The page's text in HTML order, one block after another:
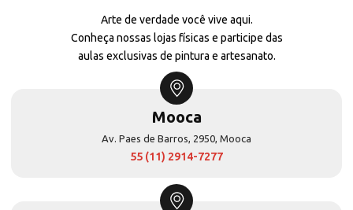
Arte de verdade você vive aqui.
Conheça nossas lojas físicas e participe das
aulas exclusivas de pintura e artesanato.
Mooca
Av. Paes de Barros, 2950, Mooca
55 (11) 2914-7277